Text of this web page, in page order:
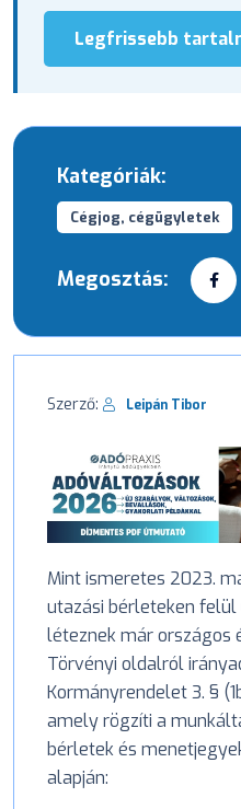
Legfrissebb
Kategóriák:
Cégjog, cégügyletek
Megosztás:
Szerző: Leipán Tibor
Mint ismeretes 2023.
utazási bérleteken
léteznek már országos
Törvényi oldalról
Kormányrendelet 3. §
amely rögzíti a
bérletek és
alapján: